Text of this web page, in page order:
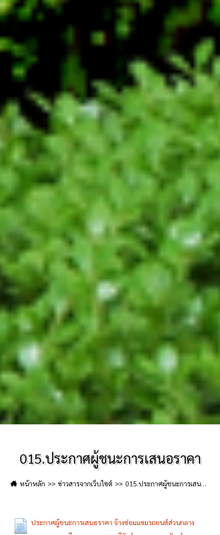
015.ประกาศผู้ชนะการเสนอราคา
หน้าหลัก ข่าวสารจากเว็บไซต์ 015.ประกาศผู้ชนะการเสนอราคา
ประกาศผู้ชนะการเสนอราคา จ้างซ่อมแซมรถยนต์ส่วนกลาง